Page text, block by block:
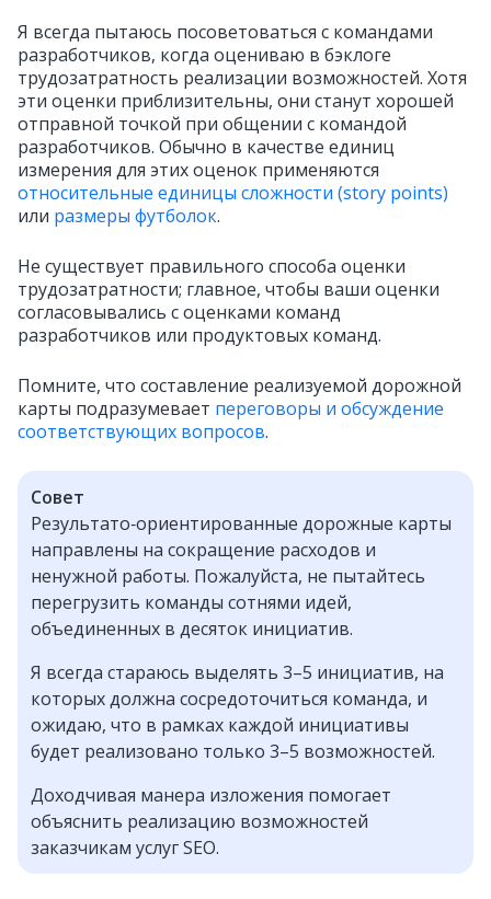
Я всегда пытаюсь посоветоваться с командами
разработчиков, когда оцениваю в бэклоге
трудозатратность реализации возможностей. Хотя
эти оценки приблизительны, они станут хорошей
отправной точкой при общении с командой
разработчиков. Обычно в качестве единиц
измерения для этих оценок применяются
относительные единицы сложности (story points)
или размеры футболок.
Не существует правильного способа оценки
трудозатратности; главное, чтобы ваши оценки
согласовывались с оценками команд
разработчиков или продуктовых команд.
Помните, что составление реализуемой дорожной
карты подразумевает переговоры и обсуждение
соответствующих вопросов.
Совет
Результато‑ориентированные дорожные карты
направлены на сокращение расходов и
ненужной работы. Пожалуйста, не пытайтесь
перегрузить команды сотнями идей,
объединенных в десяток инициатив.
Я всегда стараюсь выделять 3–5 инициатив, на
которых должна сосредоточиться команда, и
ожидаю, что в рамках каждой инициативы
будет реализовано только 3–5 возможностей.
Доходчивая манера изложения помогает
объяснить реализацию возможностей
заказчикам услуг SEO.